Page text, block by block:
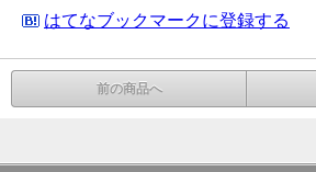
はてなブックマークに登録する
前の商品へ